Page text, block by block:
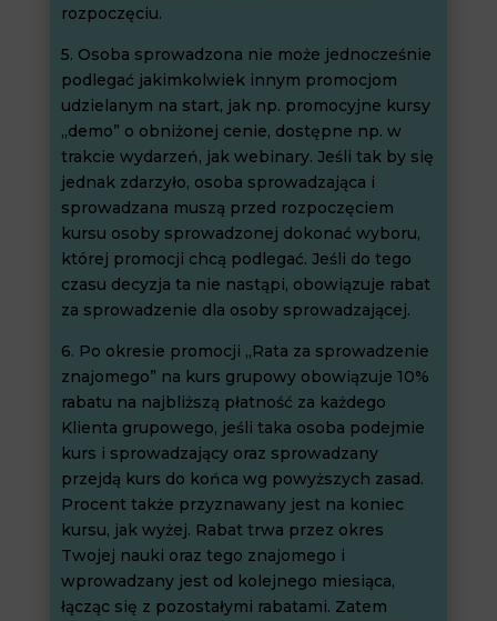
rozpoczęciu.
5. Osoba sprowadzona nie może jednocześnie
podlegać jakimkolwiek innym promocjom
udzielanym na start, jak np. promocyjne kursy
„demo” o obniżonej cenie, dostępne np. w
trakcie wydarzeń, jak webinary. Jeśli tak by się
jednak zdarzyło, osoba sprowadzająca i
sprowadzana muszą przed rozpoczęciem
kursu osoby sprowadzonej dokonać wyboru,
której promocji chcą podlegać. Jeśli do tego
czasu decyzja ta nie nastąpi, obowiązuje rabat
za sprowadzenie dla osoby sprowadzającej.
6. Po okresie promocji „Rata za sprowadzenie
znajomego” na kurs grupowy obowiązuje 10%
rabatu na najbliższą płatność za każdego
Klienta grupowego, jeśli taka osoba podejmie
kurs i sprowadzający oraz sprowadzany
przejdą kurs do końca wg powyższych zasad.
Procent także przyznawany jest na koniec
kursu, jak wyżej. Rabat trwa przez okres
Twojej nauki oraz tego znajomego i
wprowadzany jest od kolejnego miesiąca,
łącząc się z pozostałymi rabatami. Zatem